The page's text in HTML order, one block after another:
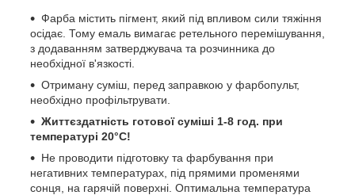
Фарба містить пігмент, який під впливом сили тяжіння
осідає. Тому емаль вимагає ретельного перемішування,
з додаванням затверджувача та розчинника до
необхідної в'язкості.
Отриману суміш, перед заправкою у фарбопульт,
необхідно профільтрувати.
Життєздатність готової суміші 1-8 год. при
температурі 20°C!
Не проводити підготовку та фарбування при
негативних температурах, під прямими променями
сонця, на гарячій поверхні. Оптимальна температура